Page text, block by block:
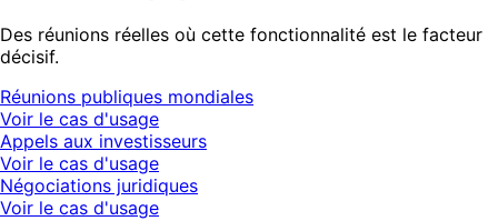
Des réunions réelles où cette fonctionnalité est le facteur
décisif.
Réunions publiques mondiales
Voir le cas d'usage
Appels aux investisseurs
Voir le cas d'usage
Négociations juridiques
Voir le cas d'usage